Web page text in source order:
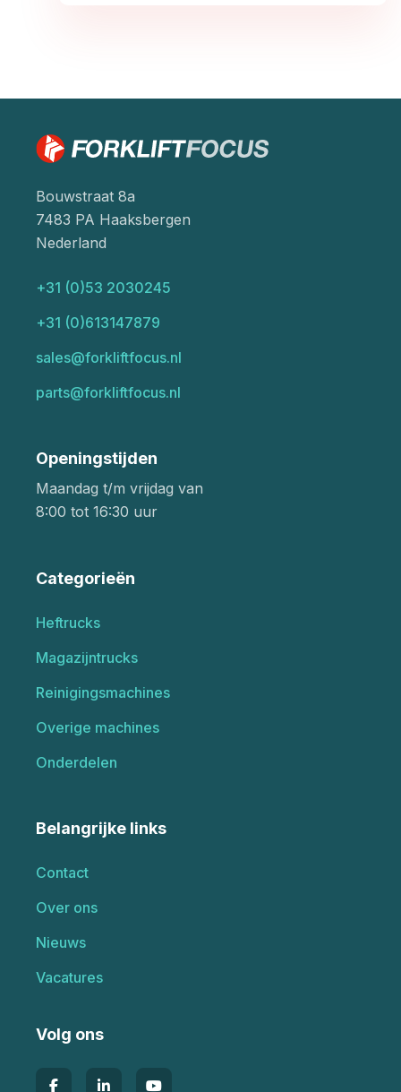
Bouwstraat 8a
7483 PA Haaksbergen
Nederland
+31 (0)53 2030245
+31 (0)613147879
sales@forkliftfocus.nl
parts@forkliftfocus.nl
Openingstijden
Maandag t/m vrijdag van
8:00 tot 16:30 uur
Categorieën
Heftrucks
Magazijntrucks
Reinigingsmachines
Overige machines
Onderdelen
Belangrijke links
Contact
Over ons
Nieuws
Vacatures
Volg ons